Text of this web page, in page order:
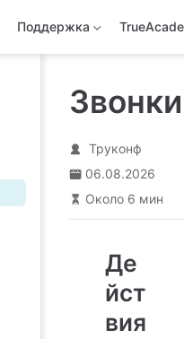
Поддержка
Звонки
Труконф
06.08.2026
Около 6 мин
Де
йст
вия